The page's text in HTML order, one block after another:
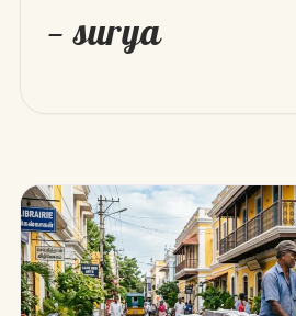
Contact
— surya